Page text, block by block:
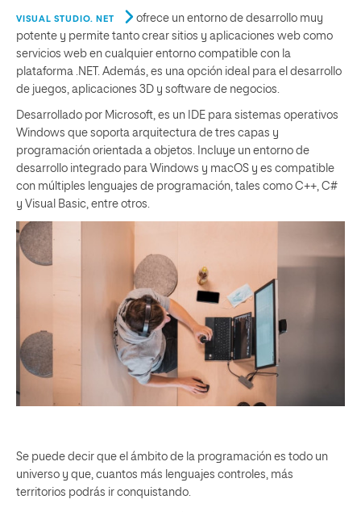
VISUAL STUDIO. NET
ofrece un entorno de desarrollo muy
potente y permite tanto crear sitios y aplicaciones web como
servicios web en cualquier entorno compatible con la
plataforma .NET. Además, es una opción ideal para el desarrollo
de juegos, aplicaciones 3D y software de negocios.
Desarrollado por Microsoft, es un IDE para sistemas operativos
Windows que soporta arquitectura de tres capas y
programación orientada a objetos. Incluye un entorno de
desarrollo integrado para Windows y macOS y es compatible
con múltiples lenguajes de programación, tales como C++, C#
y Visual Basic, entre otros.
Se puede decir que el ámbito de la programación es todo un
universo y que, cuantos más lenguajes controles, más
territorios podrás ir conquistando.